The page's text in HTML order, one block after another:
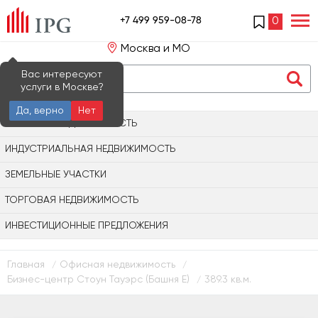
+7 499 959-08-78 0
Москва и МО
Вас интересуют
услуги в Москве?
Да, верно
Нет
ОФИСНАЯ НЕДВИЖИМОСТЬ
ИНДУСТРИАЛЬНАЯ НЕДВИЖИМОСТЬ
ЗЕМЕЛЬНЫЕ УЧАСТКИ
ТОРГОВАЯ НЕДВИЖИМОСТЬ
ИНВЕСТИЦИОННЫЕ ПРЕДЛОЖЕНИЯ
Главная / Офисная недвижимость /
Бизнес-центр Стоун Тауэрс (Башня Е) / 389.3 кв.м.